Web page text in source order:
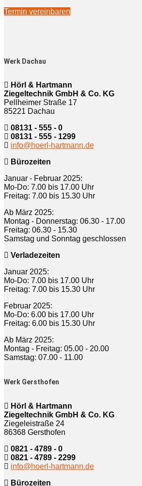
Termin vereinbaren
Werk Dachau
Hörl & Hartmann
Ziegeltechnik GmbH & Co. KG
Pellheimer Straße 17
85221 Dachau
08131 - 555 - 0
08131 - 555 - 1299
info@hoerl-hartmann.de
Bürozeiten
Januar - Februar 2025:
Mo-Do: 7.00 bis 17.00 Uhr
Freitag: 7.00 bis 15.30 Uhr
Ab März 2025:
Montag - Donnerstag: 06.30 - 17.00
Freitag: 06.30 - 15.30
Samstag und Sonntag geschlossen
Verladezeiten
Januar 2025:
Mo-Do: 7.00 bis 17.00 Uhr
Freitag: 7.00 bis 15.30 Uhr
Februar 2025:
Mo-Do: 6.00 bis 17.00 Uhr
Freitag: 6.00 bis 15.30 Uhr
Ab März 2025:
Montag - Freitag: 05.00 - 20.00
Samstag: 07.00 - 11.00
Werk Gersthofen
Hörl & Hartmann
Ziegeltechnik GmbH & Co. KG
Ziegeleistraße 24
86368 Gersthofen
0821 - 4789 - 0
0821 - 4789 - 2299
info@hoerl-hartmann.de
Bürozeiten